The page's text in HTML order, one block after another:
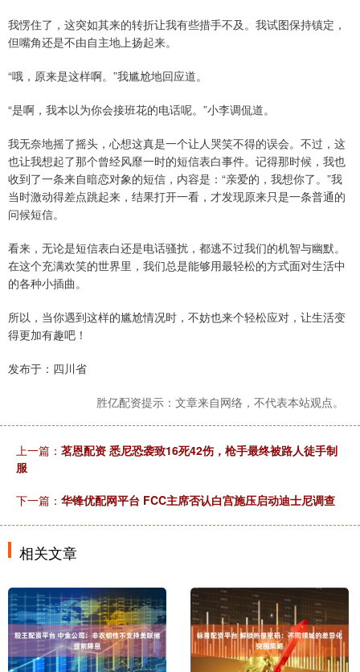
我愣住了，这突如其来的转折让我有些措手不及。我试图保持镇定，
但嘴角还是不由自主地上扬起来。
“哦，原来是这样啊。”我尴尬地回应道。
“是啊，我本以为你会接班花的电话呢。”小李调侃道。
我无奈地摇了摇头，心想这真是一个让人哭笑不得的误会。不过，这
也让我想起了那个曾经风靡一时的短信表白事件。记得那时候，我也
收到了一条来自暗恋对象的短信，内容是：“亲爱的，我想你了。”我
当时激动得差点跳起来，结果打开一看，才发现原来只是一条普通的
问候短信。
看来，无论是短信表白还是电话骚扰，都逃不过我们的机智与幽默。
在这个充满欢笑的世界里，我们总是能够用最轻松的方式面对生活中
的各种小插曲。
所以，当你遇到这样的尴尬情况时，不妨也来个轻松应对，让生活变
得更加有趣吧！
发布于：四川省
胜亿配资提示：文章来自网络，不代表本站观点。
上一篇： 茗恩配资 悉尼恐袭致16死42伤，枪手最终被路人徒手制
服
下一篇： 华锋优配网平台 FCC主席否认白宫施压启动迪士尼调查
相关文章